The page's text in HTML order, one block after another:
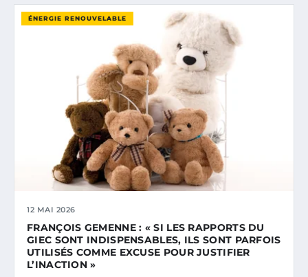
ÉNERGIE RENOUVELABLE
12 MAI 2026
FRANÇOIS GEMENNE : « SI LES RAPPORTS DU
GIEC SONT INDISPENSABLES, ILS SONT PARFOIS
UTILISÉS COMME EXCUSE POUR JUSTIFIER
L’INACTION »